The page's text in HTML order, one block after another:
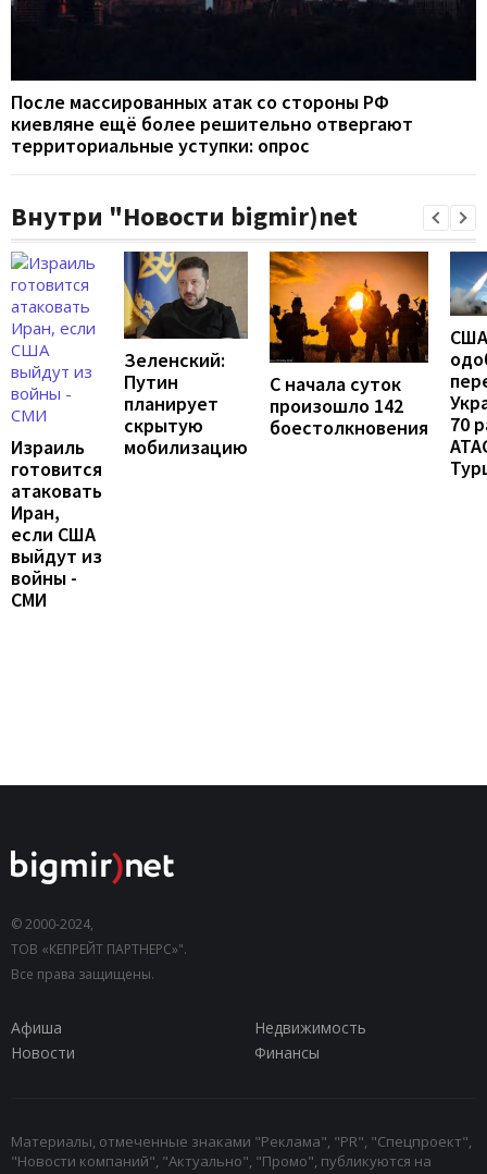
После массированных атак со стороны РФ
киевляне ещё более решительно отвергают
территориальные уступки: опрос
Внутри "Новости bigmir)net
Израиль
готовится
атаковать
Иран,
если США
выйдут из
войны -
СМИ
Зеленский:
Путин
планирует
скрытую
мобилизацию
С начала суток
произошло 142
боестолкновения
США
70
© 2000-2024,
ТОВ «КЕПРЕЙТ ПАРТНЕРС»".
Все права защищены.
Афиша
Недвижимость
Новости
Финансы
Материалы, отмеченные знаками "Реклама", "PR", "Спецпроект",
"Новости компаний", "Актуально", "Промо", публикуются на